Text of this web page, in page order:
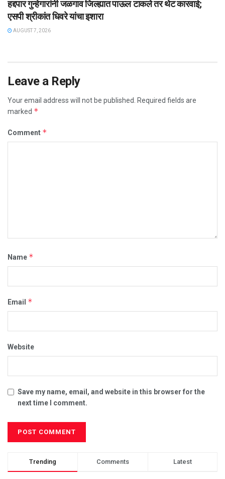
हद्दपार गुन्हेगारांनी जळगाव जिल्ह्यात पाऊल टाकले तर थेट कारवाई;
एसपी श्रीकांत धिवरे यांचा इशारा
AUGUST 7, 2026
Leave a Reply
Your email address will not be published. Required fields are
marked *
Comment *
Name *
Email *
Website
Save my name, email, and website in this browser for the
next time I comment.
Trending Comments Latest